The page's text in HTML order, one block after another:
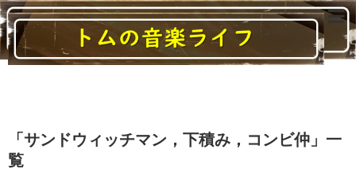
「 サンドウィッチマン，下積み，コンビ仲 」 一
覧